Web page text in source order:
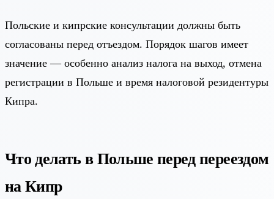
Польские и кипрские консультации должны быть
согласованы перед отъездом. Порядок шагов имеет
значение — особенно анализ налога на выход, отмена
регистрации в Польше и время налоговой резидентуры
Кипра.
Что делать в Польше перед переездом
на Кипр